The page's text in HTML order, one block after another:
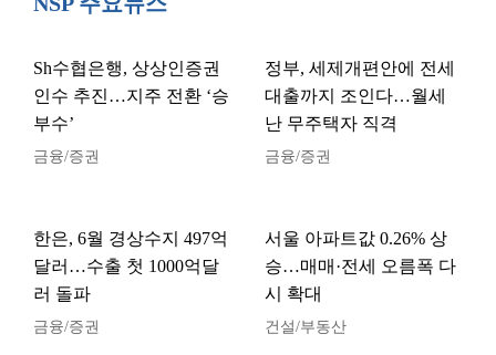
Sh수협은행, 상상인증권
인수 추진…지주 전환 ‘승
부수’
금융/증권
정부, 세제개편안에 전세
대출까지 조인다…월세
난 무주택자 직격
금융/증권
한은, 6월 경상수지 497억
달러…수출 첫 1000억달
러 돌파
금융/증권
서울 아파트값 0.26% 상
승…매매·전세 오름폭 다
시 확대
건설/부동산